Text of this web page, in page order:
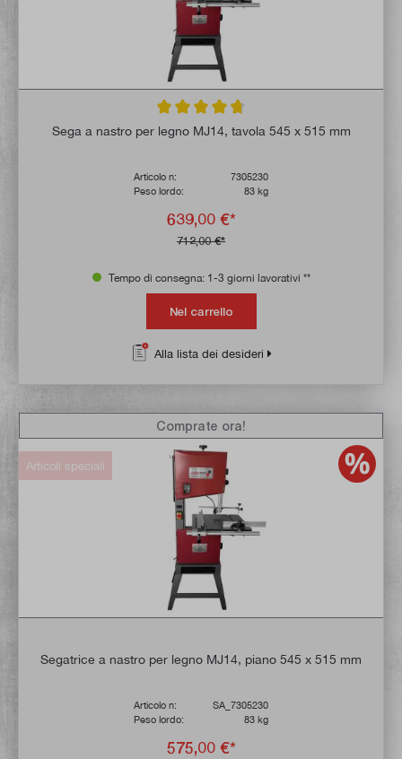
Valutazione media di 4.8 su 5 stelle
Sega a nastro per legno MJ14, tavola 545 x 515 mm
Articolo n:
7305230
Peso lordo:
83 kg
639,00 €*
712,00 €*
Tempo di consegna: 1-3 giorni lavorativi **
Nel carrello
Alla lista dei desideri
Articoli speciali
Segatrice a nastro per legno MJ14, piano 545 x 515 mm
Articolo n:
SA_7305230
Peso lordo:
83 kg
575,00 €*
Comprate ora!